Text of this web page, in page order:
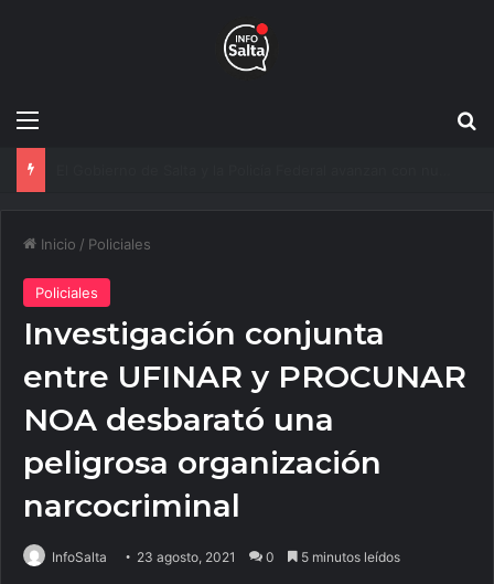
Menú
Inicio / Policiales
Policiales
Investigación conjunta
entre UFINAR y PROCUNAR
NOA desbarató una
peligrosa organización
narcocriminal
InfoSalta 23 agosto, 2021 0 5 minutos leídos